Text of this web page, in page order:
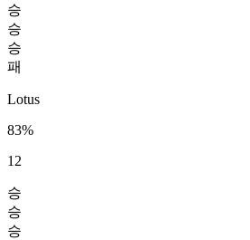
승
승
승
패
Lotus
83%
12
승
승
승